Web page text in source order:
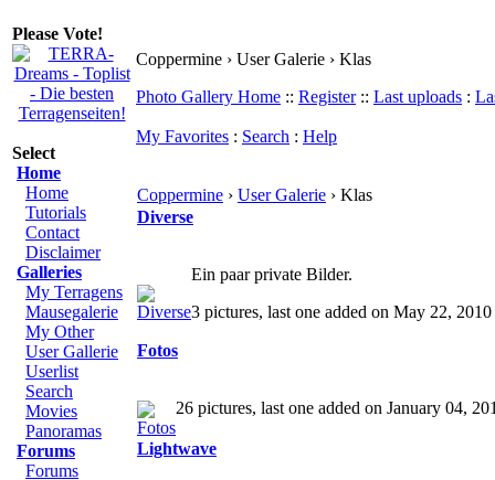
Please Vote!
Select
Home
Home
Tutorials
Contact
Disclaimer
Galleries
My Terragens
Mausegalerie
My Other
User Gallerie
Userlist
Search
Movies
Panoramas
Forums
Forums
Coppermine › User Galerie › Klas
Photo Gallery Home :: Register:: Last uploads :
My Favorites : Search : Help
Coppermine › User Galerie › Klas
Diverse
Ein paar private Bilder.
3 pictures, last one added on May 22, 2010
Fotos
26 pictures, last one added on January 04,
Lightwave